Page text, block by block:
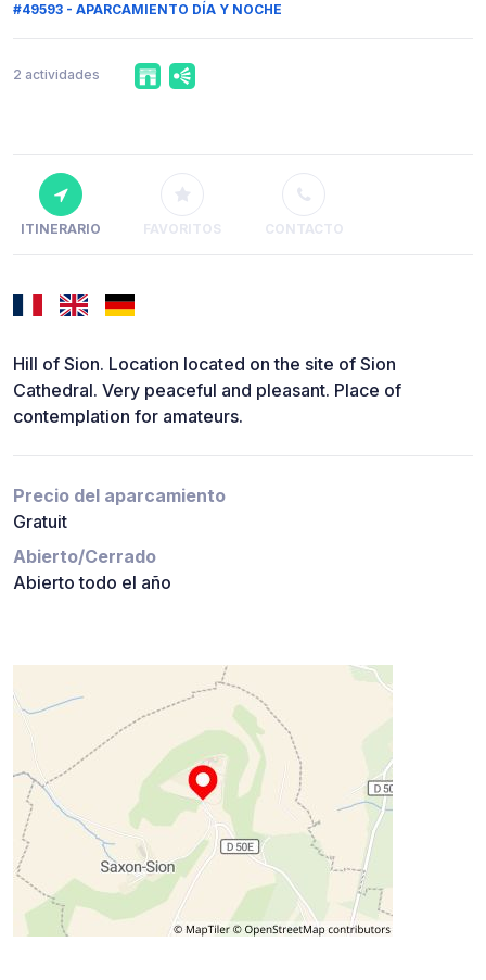
#49593 - APARCAMIENTO DÍA Y NOCHE
2 actividades
ITINERARIO FAVORITOS CONTACTO
Hill of Sion. Location located on the site of Sion
Cathedral. Very peaceful and pleasant. Place of
contemplation for amateurs.
Precio del aparcamiento
Gratuit
Abierto/Cerrado
Abierto todo el año